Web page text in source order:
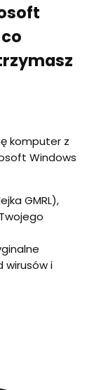
komputer z
Windows
GMRL),
wirusów i